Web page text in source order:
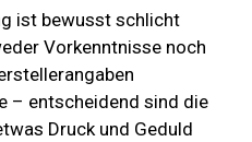
ist bewusst schlicht
Vorkenntnisse noch
– entscheidend sind die
Druck und Geduld